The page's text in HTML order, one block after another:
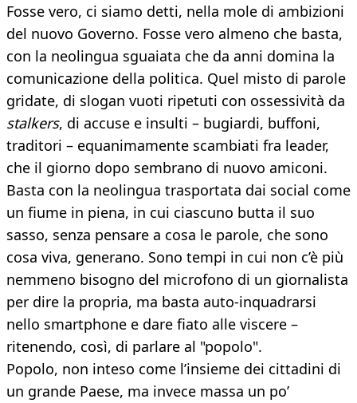
Fosse vero, ci siamo detti, nella mole di ambizioni
del nuovo Governo. Fosse vero almeno che basta,
con la neolingua sguaiata che da anni domina la
comunicazione della politica. Quel misto di parole
gridate, di slogan vuoti ripetuti con ossessività da
stalkers, di accuse e insulti – bugiardi, buffoni,
traditori – equanimamente scambiati fra leader,
che il giorno dopo sembrano di nuovo amiconi.
Basta con la neolingua trasportata dai social come
un fiume in piena, in cui ciascuno butta il suo
sasso, senza pensare a cosa le parole, che sono
cosa viva, generano. Sono tempi in cui non c’è più
nemmeno bisogno del microfono di un giornalista
per dire la propria, ma basta auto-inquadrarsi
nello smartphone e dare fiato alle viscere –
ritenendo, così, di parlare al "popolo".
Popolo, non inteso come l’insieme dei cittadini di
un grande Paese, ma invece massa un po’